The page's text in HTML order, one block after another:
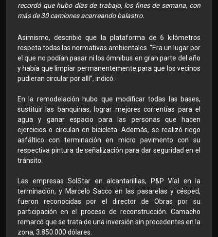
recordó que hubo días de trabajo, los fines de semana, con
más de 30 camiones acarreando balastro.
Asimismo, describió que la plataforma de 6 kilómetros
respeta todas las normativas ambientales. “Era un lugar por
el que no podían pasar ni los ómnibus en gran parte del año
y había que limpiar permanentemente para que los vecinos
pudieran circular por allí”, indicó.
En la remodelación hubo que modificar todas las bases,
sustituir las banquinas, lograr mejores correntías para el
agua y ganar espacio para las personas que hacen
ejercicios o circulan en bicicleta. Además, se realizó riego
asfáltico con terminación en micro pavimento con su
respectiva pintura de señalización para dar seguridad en el
tránsito.
Las empresas SolStar en alcantarilllas, P&P Víal en la
terminación, y Marcelo Sacco en las pasarelas y césped,
fueron reconocidas por el director de Obras por su
participación en el proceso de reconstrucción. Camacho
remarcó que se trata de una inversión sin precedentes en la
zona, 3.850.000 dólares.